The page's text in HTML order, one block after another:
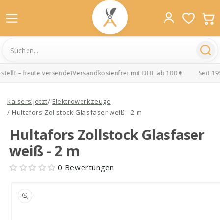
Inhalt
– heute versendetVersandkostenfrei mit DHL ab 100 € Seit
kaisers.jetzt/ Elektrowerkzeuge
/ Hultafors Zollstock Glasfaser weiß - 2 m
Hultafors Zollstock Glasfaser
weiß - 2 m
0 Bewertungen